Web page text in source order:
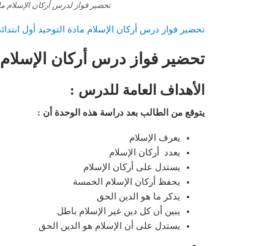
تحضير فواز لدرس أركان الإسلام
تحضير فواز درس أركان الإسلام مادة التوحيد أول ابتدائي
تحضير فواز درس أركان
الأهداف العامة للدرس :
يتوقع من الطالب بعد دراسة هذه الوحدة أن :
يعرف الإسلام
يعدد أركان الإسلام
يستدل على أركان الإسلام
يحفظ أركان الإسلام الخمسة
يذكر ما هو الدين الحق
يبين أن كل دين غير الإسلام باطل
يستدل على أن الإسلام هو الدين الحق